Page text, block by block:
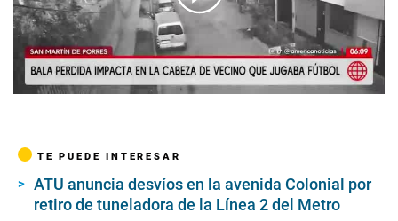
00:00 /02:03
TE PUEDE INTERESAR
ATU anuncia desvíos en la avenida Colonial por
retiro de tuneladora de la Línea 2 del Metro